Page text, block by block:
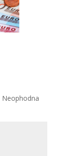
Neophodna